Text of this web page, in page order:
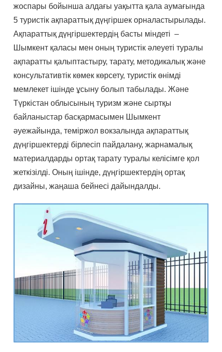
жоспары бойынша алдағы уақытта қала аумағында
5 туристік ақпараттық дүңгіршек орналастырылады.
Ақпараттық дүңгіршектердің басты міндеті –
Шымкент қаласы мен оның туристік әлеуеті туралы
ақпаратты қалыптастыру, тарату, методикалық және
консультативтік көмек көрсету, туристік өнімді
мемлекет ішінде ұсыну болып табылады. Және
Түркістан облысының туризм және сыртқы
байланыстар басқармасымен Шымкент
әуежайында, теміржол вокзалында ақпараттық
дүңгіршектерді бірлесіп пайдалану, жарнамалық
материалдарды ортақ тарату туралы келісімге қол
жеткізілді. Оның ішінде, дүңгіршектердің ортақ
дизайны, жаңаша бейнесі дайындалды.